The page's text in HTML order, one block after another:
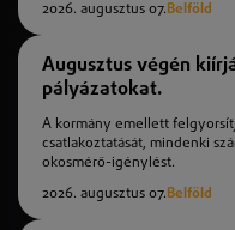
2026. augusztus 07.Belföld
Augusztus végén
pályázatokat.
A kormány emellett
csatlakoztatását, mindenki
okosmérő-igénylést.
2026. augusztus 07.Belföld